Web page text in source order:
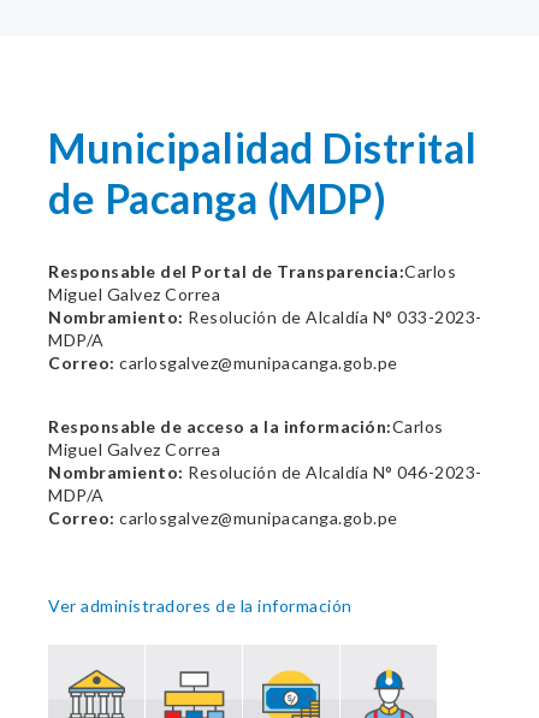
Municipalidad Distrital
de Pacanga (MDP)
Responsable del Portal de Transparencia:Carlos
Miguel Galvez Correa
Nombramiento: Resolución de Alcaldía N° 033-2023-
MDP/A
Correo: carlosgalvez@munipacanga.gob.pe
Responsable de acceso a la información:Carlos
Miguel Galvez Correa
Nombramiento: Resolución de Alcaldía N° 046-2023-
MDP/A
Correo: carlosgalvez@munipacanga.gob.pe
Ver administradores de la información